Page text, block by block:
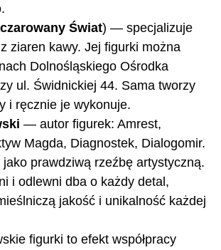
Świat) — specjalizuje
ziaren kawy. Jej figurki można
Dolnośląskiego Ośrodka
ul. Świdnickiej 44. Sama tworzy
i ręcznie je wykonuje.
— autor figurek: Amrest,
Magda, Diagnostek, Dialogomir.
prawdziwą rzeźbę artystyczną.
i odlewni dba o każdy detal,
jakość i unikalność każdej
figurki to efekt współpracy